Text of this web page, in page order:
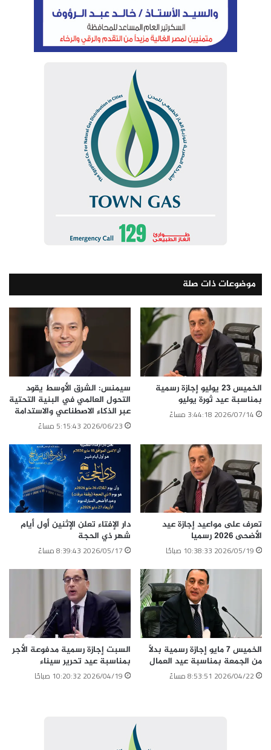
وقد تم توقيع مذكرات التفاهم مع شركات عالمية منها
سكاتك النرويجية وتحالف أبو ظبى لطاقة المستقبل
“مصدر الإماراتية” وحسن علام للمرافق وتحالف توتال
إيرن الفرنسية وإنارة كابيتال المصرية وميرسك الدنماركية
وتحالف EDF الفرنسى وزيرو ويست المصرية وأخيرا أميا
باور الإماراتية، وجميعها شركات عالمية رائدة فى مجال
الطاقة النظيفة والمتجددة.
الوسوم استثمار مصر اقتصادية قناة السويس الهيدروجين الأخضر
نسخ الرابط
موضوعات ذات صلة
الخميس 23 يوليو إجازة رسمية
بمناسبة عيد ثورة يوليو
2026/07/14 3:44:18 مساءً
سيمنس: الشرق الأوسط يقود
التحول العالمي في البنية التحتية
عبر الذكاء الاصطناعي والاستدامة
2026/06/23 5:15:43 مساءً
تعرف على مواعيد إجازة عيد
الأضحى 2026 رسميا
2026/05/19 10:38:33 صباحًا
دار الإفتاء تعلن الإثنين أول أيام
شهر ذي الحجة
2026/05/17 8:39:43 مساءً
الخميس 7 مايو إجازة رسمية بدلاً
من الجمعة بمناسبة عيد العمال
2026/04/22 8:53:51 مساءً
السبت إجازة رسمية مدفوعة الأجر
بمناسبة عيد تحرير سيناء
2026/04/19 10:20:32 صباحًا